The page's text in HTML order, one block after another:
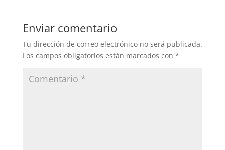
Enviar comentario
Tu dirección de correo electrónico no será publicada.
Los campos obligatorios están marcados con *